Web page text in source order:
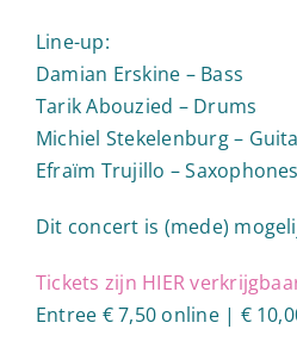
Line-up:
Damian Erskine – Bass
Tarik Abouzied – Drums
Michiel Stekelenburg –
Efraïm Trujillo – Saxophones
Dit concert is (mede)
Tickets zijn HIER
Entree € 7,50 online | €